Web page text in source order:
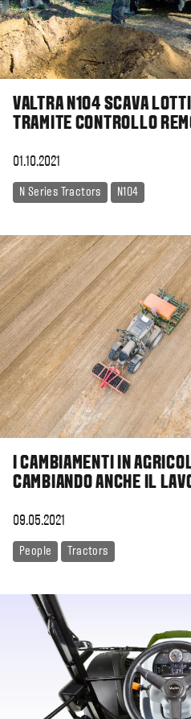
VALTRA N104 SCAVA
TRAMITE CONTROLLO
01.10.2021
N Series Tractors N104
I CAMBIAMENTI IN
CAMBIANDO ANCHE IL
09.05.2021
People Tractors